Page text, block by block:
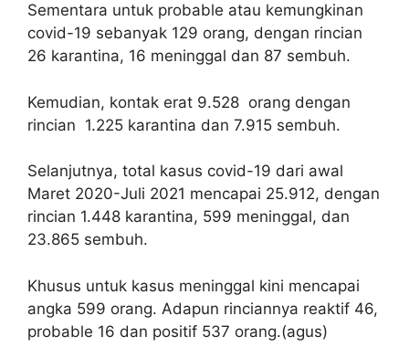
Sementara untuk probable atau kemungkinan
covid-19 sebanyak 129 orang, dengan rincian
26 karantina, 16 meninggal dan 87 sembuh.
Kemudian, kontak erat 9.528 orang dengan
rincian 1.225 karantina dan 7.915 sembuh.
Selanjutnya, total kasus covid-19 dari awal
Maret 2020-Juli 2021 mencapai 25.912, dengan
rincian 1.448 karantina, 599 meninggal, dan
23.865 sembuh.
Khusus untuk kasus meninggal kini mencapai
angka 599 orang. Adapun rinciannya reaktif 46,
probable 16 dan positif 537 orang.(agus)